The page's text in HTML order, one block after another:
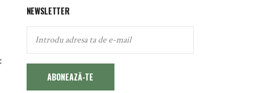
NEWSLETTER
ABONEAZĂ-TE